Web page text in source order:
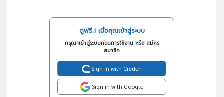
ดูฟรี..! เมื่อคุณเข้าสู่ระบบ
กรุณาเข้าสู่ระบบก่อนการใช้งาน หรือ สมัคร
สมาชิก
Sign in with Creden
Sign in with Google